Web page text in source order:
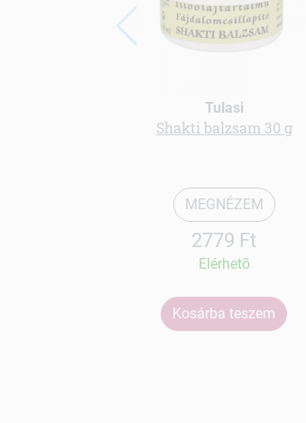
Tulasi
Shakti balzsam 30 g
MEGNÉZEM
2779 Ft
Elérhetõ
Kosárba teszem